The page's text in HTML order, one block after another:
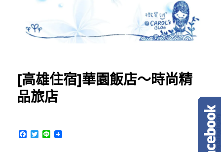
[高雄住宿]華園飯店～時尚精
品旅店
F
T
L